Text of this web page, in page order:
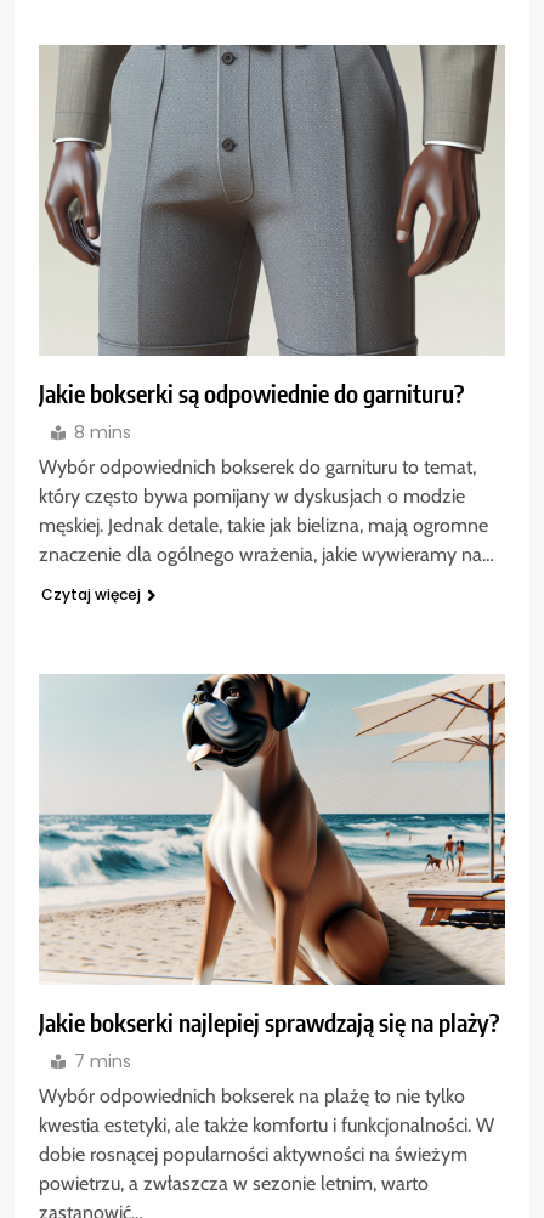
Jakie bokserki są odpowiednie do garnituru?
8 mins
Wybór odpowiednich bokserek do garnituru to temat,
który często bywa pomijany w dyskusjach o modzie
męskiej. Jednak detale, takie jak bielizna, mają ogromne
znaczenie dla ogólnego wrażenia, jakie wywieramy na…
Czytaj więcej
Jakie bokserki najlepiej sprawdzają się na plaży?
7 mins
Wybór odpowiednich bokserek na plażę to nie tylko
kwestia estetyki, ale także komfortu i funkcjonalności. W
dobie rosnącej popularności aktywności na świeżym
powietrzu, a zwłaszcza w sezonie letnim, warto
zastanowić…